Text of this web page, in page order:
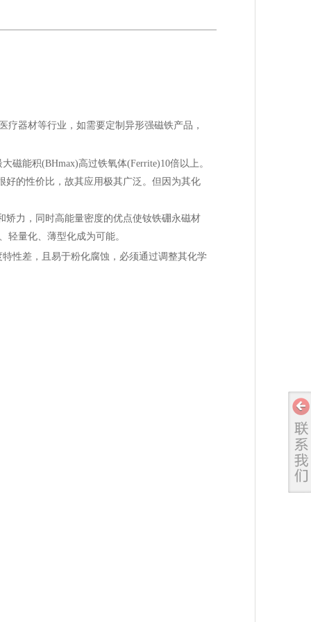
器材等行业，如需要定制异形强磁铁产品，
磁能积(BHmax)高过铁氧体(Ferrite)10倍以上。
好的性价比，故其应用极其广泛。但因为其化
矫力，同时高能量密度的优点使钕铁硼永磁材
量化、薄型化成为可能。
性差，且易于粉化腐蚀，必须通过调整其化学